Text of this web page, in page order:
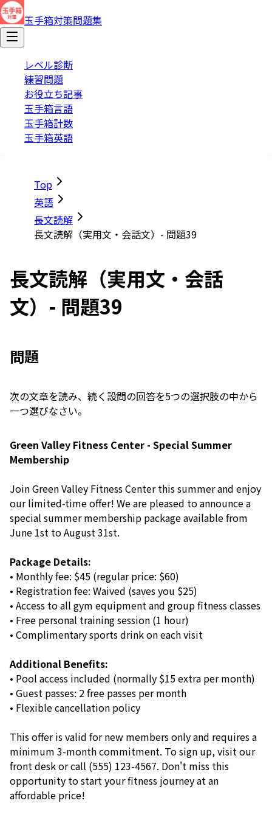
玉手箱対策問題集
レベル診断
練習問題
お役立ち記事
玉手箱言語
玉手箱計数
玉手箱英語
Top
英語
長文読解
長文読解（実用文・会話文）- 問題39
長文読解（実用文・会話
文）- 問題39
問題
次の文章を読み、続く設問の回答を5つの選択肢の中から
一つ選びなさい。
Green Valley Fitness Center - Special Summer
Membership
Join Green Valley Fitness Center this summer and enjoy
our limited-time offer! We are pleased to announce a
special summer membership package available from
June 1st to August 31st.
Package Details:
• Monthly fee: $45 (regular price: $60)
• Registration fee: Waived (saves you $25)
• Access to all gym equipment and group fitness classes
• Free personal training session (1 hour)
• Complimentary sports drink on each visit
Additional Benefits:
• Pool access included (normally $15 extra per month)
• Guest passes: 2 free passes per month
• Flexible cancellation policy
This offer is valid for new members only and requires a
minimum 3-month commitment. To sign up, visit our
front desk or call (555) 123-4567. Don't miss this
opportunity to start your fitness journey at an
affordable price!